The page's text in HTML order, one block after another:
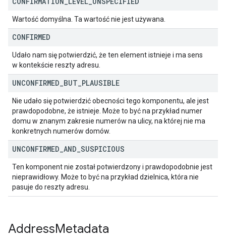
Wartość domyślna. Ta wartość nie jest używana.
CONFIRMED
Udało nam się potwierdzić, że ten element istnieje i ma sens
w kontekście reszty adresu.
UNCONFIRMED BUT PLAUSIBLE
Nie udało się potwierdzić obecności tego komponentu, ale jest
prawdopodobne, że istnieje. Może to być na przykład numer
domu w znanym zakresie numerów na ulicy, na której nie ma
konkretnych numerów domów.
UNCONFIRMED AND SUSPICIOUS
Ten komponent nie został potwierdzony i prawdopodobnie jest
nieprawidłowy. Może to być na przykład dzielnica, która nie
pasuje do reszty adresu.
AddressMetadata